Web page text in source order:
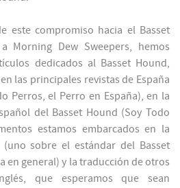
este compromiso hacia el Basset
Morning Dew Sweepers, hemos
dedicados al Basset Hound,
las principales revistas de España
Perros, el Perro en España), en la
del Basset Hound (Soy Todo
estamos embarcados en la
sobre el estándar del Basset
en general) y la traducción de otros
que esperamos que sean